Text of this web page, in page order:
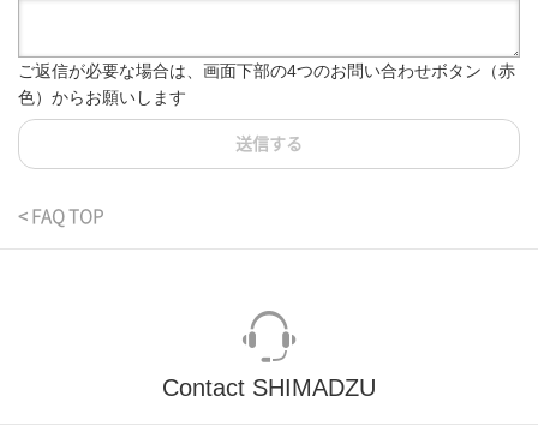
ご返信が必要な場合は、画面下部の4つのお問い合わせボタン（赤
色）からお願いします
送信する
< FAQ TOP
Contact SHIMADZU